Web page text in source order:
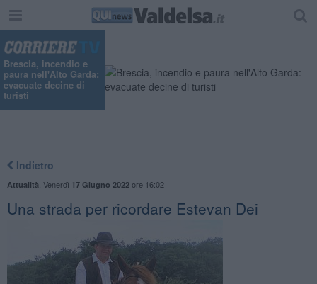
Brescia, incendio e
paura nell'Alto Garda:
evacuate decine di
turisti
Indietro
Attualità Venerdì 17 Giugno 2022ore 16:02
Una strada per ricordare Estevan Dei